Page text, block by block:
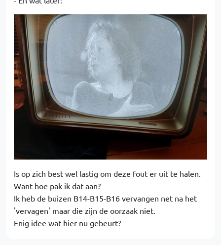
Is op zich best wel lastig om deze fout er uit te halen.
Want hoe pak ik dat aan?
Ik heb de buizen B14-B15-B16 vervangen net na het
'vervagen' maar die zijn de oorzaak niet.
Enig idee wat hier nu gebeurt?